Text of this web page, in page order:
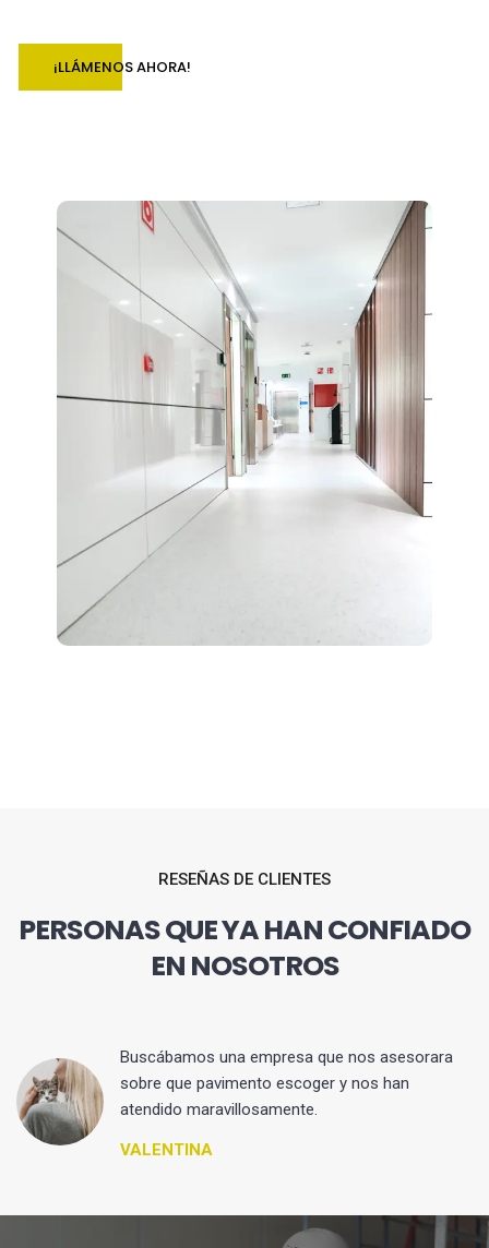
¡LLÁMENOS AHORA!
RESEÑAS DE CLIENTES
PERSONAS QUE YA HAN CONFIADO
EN NOSOTROS
Buscábamos una empresa que nos asesorara
sobre que pavimento escoger y nos han
atendido maravillosamente.
VALENTINA